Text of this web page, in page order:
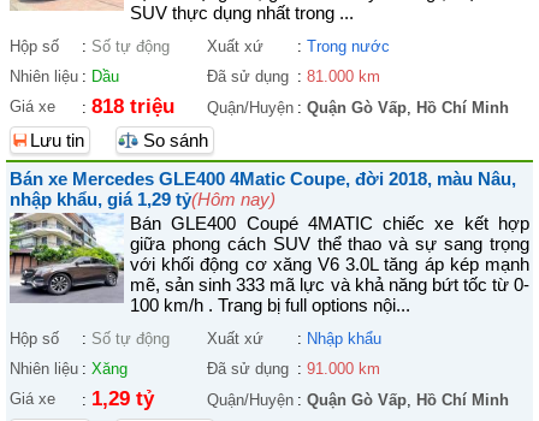
SUV thực dụng nhất trong ...
Hộp số : Số tự động Xuất xứ : Trong nước
Nhiên liệu : Dầu Đã sử dụng : 81.000 km
Giá xe
: 818 triệu Quận/Huyện : Quận Gò Vấp, Hồ Chí Minh
Lưu tin
So sánh
Bán xe Mercedes GLE400 4Matic Coupe, đời 2018, màu Nâu,
nhập khẩu, giá 1,29 tỷ(Hôm nay)
Bán GLE400 Coupé 4MATIC chiếc xe kết hợp
giữa phong cách SUV thể thao và sự sang trọng
với khối động cơ xăng V6 3.0L tăng áp kép mạnh
mẽ, sản sinh 333 mã lực và khả năng bứt tốc từ 0-
100 km/h . Trang bị full options nội...
Hộp số : Số tự động Xuất xứ : Nhập khẩu
Nhiên liệu : Xăng Đã sử dụng : 91.000 km
Giá xe
: 1,29 tỷ Quận/Huyện : Quận Gò Vấp, Hồ Chí Minh